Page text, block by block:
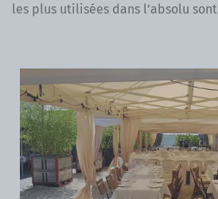
les plus utilisées dans l’absolu sont